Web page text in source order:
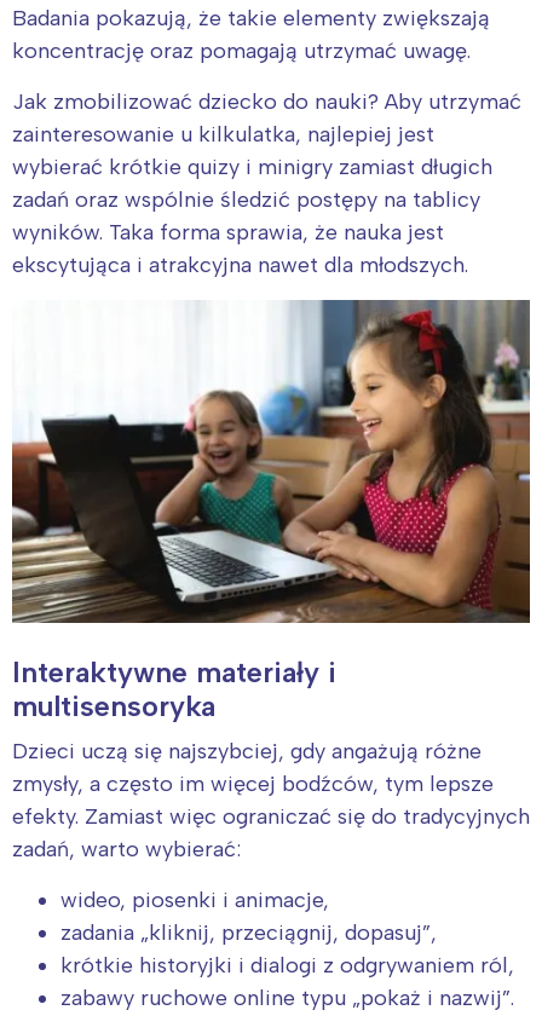
Badania pokazują, że takie elementy zwiększają
koncentrację oraz pomagają utrzymać uwagę.
Jak zmobilizować dziecko do nauki? Aby utrzymać
zainteresowanie u kilkulatka, najlepiej jest
wybierać krótkie quizy i minigry zamiast długich
zadań oraz wspólnie śledzić postępy na tablicy
wyników. Taka forma sprawia, że nauka jest
ekscytująca i atrakcyjna nawet dla młodszych.
Interaktywne materiały i
multisensoryka
Dzieci uczą się najszybciej, gdy angażują różne
zmysły, a często im więcej bodźców, tym lepsze
efekty. Zamiast więc ograniczać się do tradycyjnych
zadań, warto wybierać:
wideo, piosenki i animacje,
zadania „kliknij, przeciągnij, dopasuj”,
krótkie historyjki i dialogi z odgrywaniem ról,
zabawy ruchowe online typu „pokaż i nazwij”.